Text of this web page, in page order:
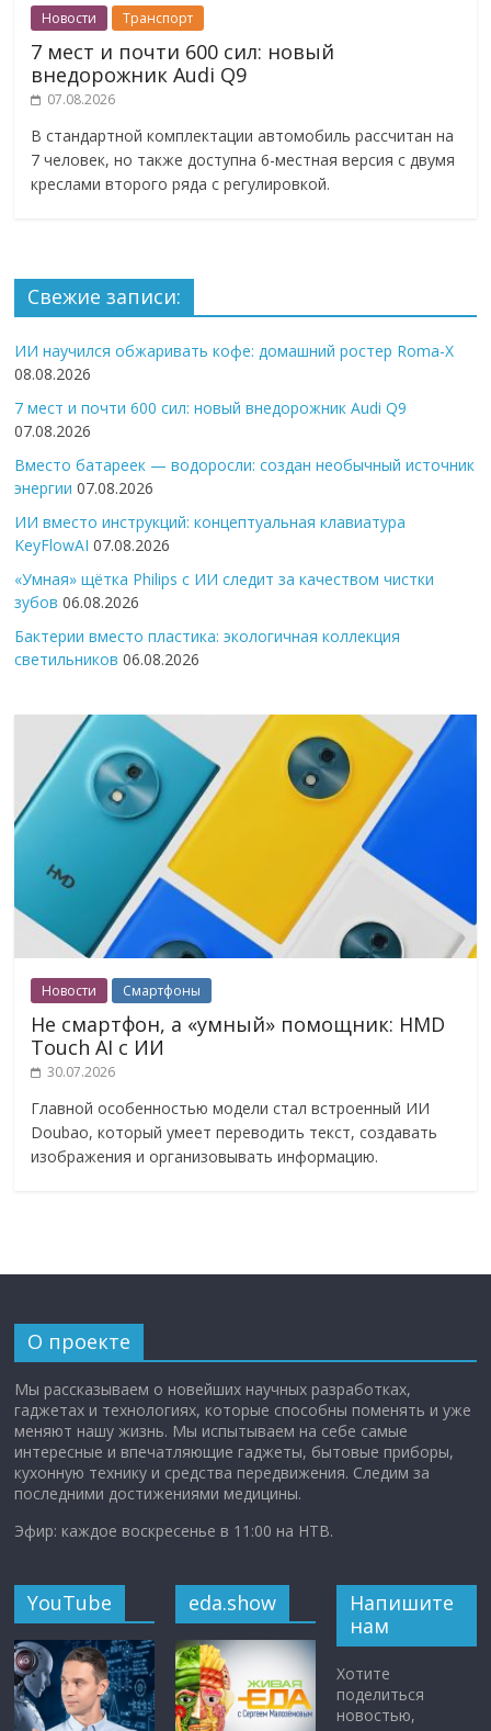
Новости Транспорт
7 мест и почти 600 сил: новый
внедорожник Audi Q9
07.08.2026
В стандартной комплектации автомобиль рассчитан на
7 человек, но также доступна 6-местная версия с двумя
креслами второго ряда с регулировкой.
Свежие записи:
ИИ научился обжаривать кофе: домашний ростер Roma-X
08.08.2026
7 мест и почти 600 сил: новый внедорожник Audi Q9
07.08.2026
Вместо батареек — водоросли: создан необычный источник
энергии 07.08.2026
ИИ вместо инструкций: концептуальная клавиатура
KeyFlowAI 07.08.2026
«Умная» щётка Philips с ИИ следит за качеством чистки
зубов 06.08.2026
Бактерии вместо пластика: экологичная коллекция
светильников 06.08.2026
Новости Смартфоны
Не смартфон, а «умный» помощник: HMD
Touch AI с ИИ
30.07.2026
Главной особенностью модели стал встроенный ИИ
Doubao, который умеет переводить текст, создавать
изображения и организовывать информацию.
О проекте
Мы рассказываем о новейших научных разработках,
гаджетах и технологиях, которые способны поменять и уже
меняют нашу жизнь. Мы испытываем на себе самые
интересные и впечатляющие гаджеты, бытовые приборы,
кухонную технику и средства передвижения. Следим за
последними достижениями медицины.
Эфир: каждое воскресенье в 11:00 на НТВ.
YouTube eda.show
Напишите
нам
Хотите
поделиться
новостью,